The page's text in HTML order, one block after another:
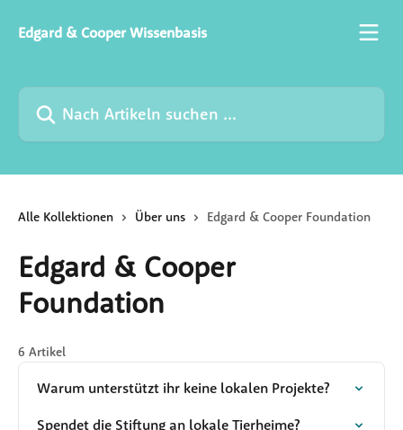
Edgard & Cooper Wissenbasis
Nach Artikeln suchen …
Alle Kollektionen Über uns Edgard & Cooper Foundation
Edgard & Cooper
Foundation
6 Artikel
Warum unterstützt ihr keine lokalen Projekte?
Spendet die Stiftung an lokale Tierheime?